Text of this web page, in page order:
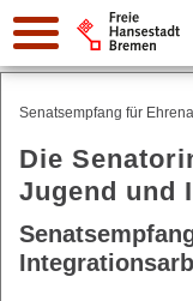
Suche:
Senatsempfang für
Die
Jugend und